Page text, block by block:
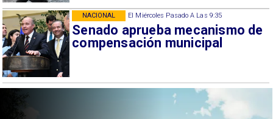
El Miércoles Pasado A Las 9:35
Senado aprueba mecanismo de
compensación municipal
NACIONAL